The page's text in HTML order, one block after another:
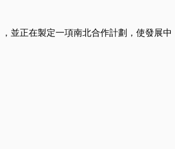
並正在製定一項南北合作計劃，使發展中